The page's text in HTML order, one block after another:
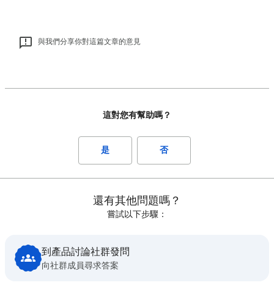
與我們分享你對這篇文章的意見
這對您有幫助嗎？
是 否
還有其他問題嗎？
嘗試以下步驟：
到產品討論社群發問
向社群成員尋求答案